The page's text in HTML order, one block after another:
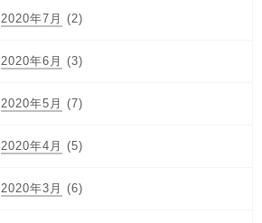
2020年7月 (2)
2020年6月 (3)
2020年5月 (7)
2020年4月 (5)
2020年3月 (6)